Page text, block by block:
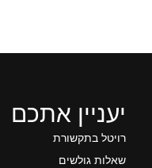
יעניין אתכם
רויטל בתקשורת
שאלות גולשים